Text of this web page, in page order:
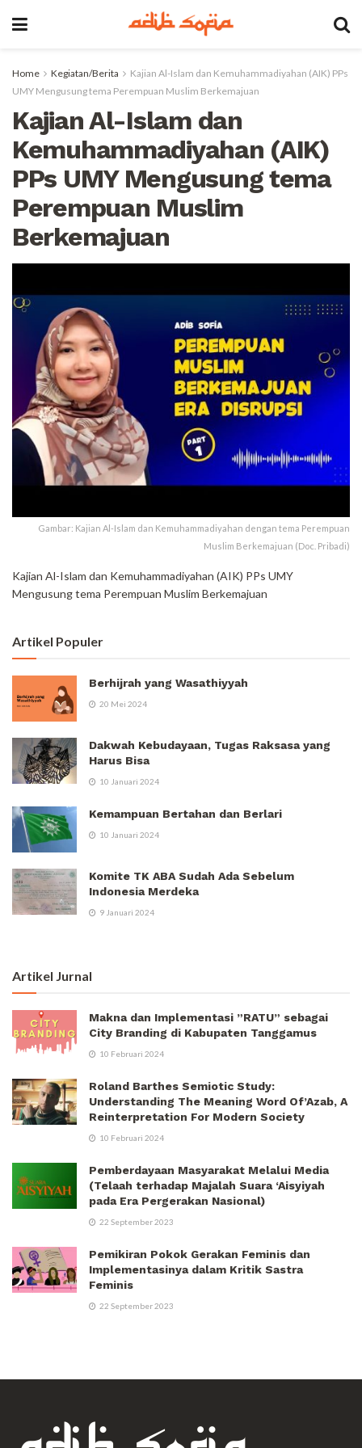
Home Kegiatan/Berita
Kajian Al-Islam dan Kemuhammadiyahan (AIK) PPs
UMY Mengusung tema Perempuan Muslim Berkemajuan
Kajian Al-Islam dan
Kemuhammadiyahan (AIK)
PPs UMY Mengusung tema
Perempuan Muslim
Berkemajuan
Gambar: Kajian Al-Islam dan Kemuhammadiyahan dengan tema Perempuan
Muslim Berkemajuan (Doc. Pribadi)
Kajian Al-Islam dan Kemuhammadiyahan (AIK) PPs UMY
Mengusung tema Perempuan Muslim Berkemajuan
Artikel Populer
Berhijrah yang Wasathiyyah
20 Mei 2024
Dakwah Kebudayaan, Tugas Raksasa yang
Harus Bisa
10 Januari 2024
Kemampuan Bertahan dan Berlari
10 Januari 2024
Komite TK ABA Sudah Ada Sebelum
Indonesia Merdeka
9 Januari 2024
Artikel Jurnal
Makna dan Implementasi ”RATU” sebagai
City Branding di Kabupaten Tanggamus
10 Februari 2024
Roland Barthes Semiotic Study:
Understanding The Meaning Word Of’Azab, A
Reinterpretation For Modern Society
10 Februari 2024
Pemberdayaan Masyarakat Melalui Media
(Telaah terhadap Majalah Suara ‘Aisyiyah
pada Era Pergerakan Nasional)
22 September 2023
Pemikiran Pokok Gerakan Feminis dan
Implementasinya dalam Kritik Sastra
Feminis
22 September 2023